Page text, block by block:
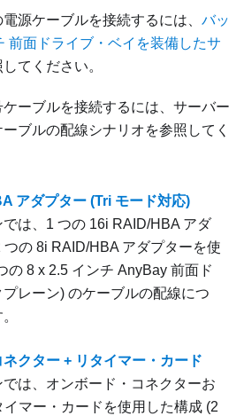
源ケーブルを接続するには、 バッ
前面ドライブ・ベイを装備したサ
てください。
ーブルを接続するには、サーバー
ブルの配線シナリオを参照してく
アダプター (Tri モード対応)
は、1 つの 16i RAID/HBA アダ
つの 8i RAID/HBA アダプターを使
の 8 x 2.5 インチ AnyBay 前面ド
レーン) のケーブルの配線につ
クター + リタイマー・カード
は、オンボード・コネクターお
イマー・カードを使用した構成 (2